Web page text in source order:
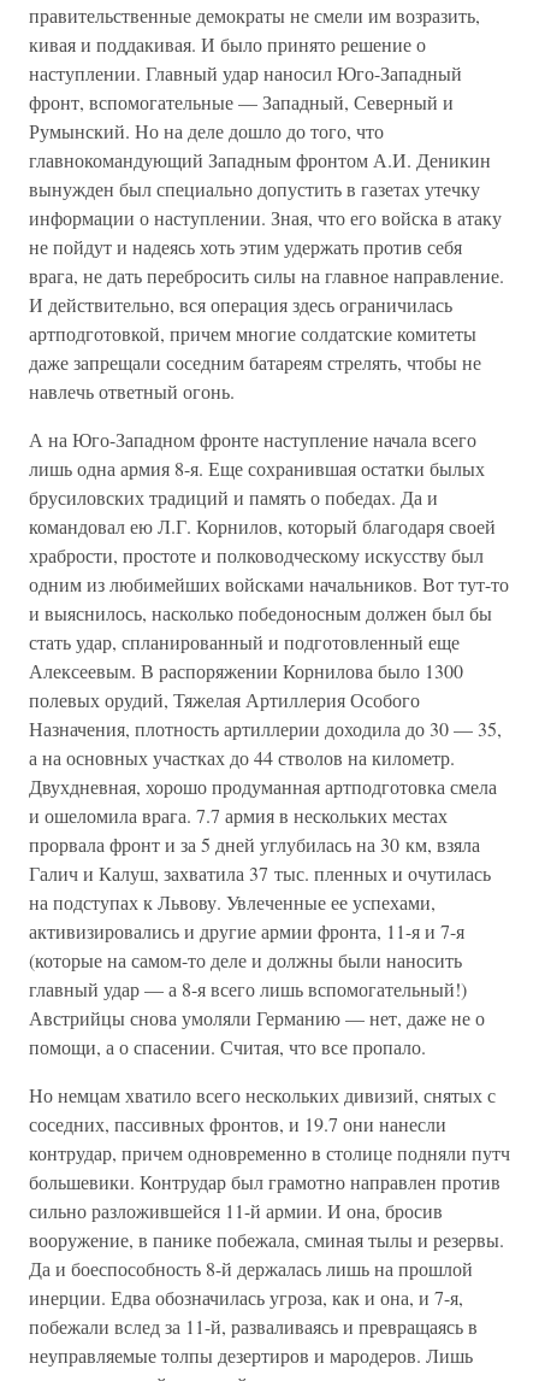
правительственные демократы не смели им возразить,
кивая и поддакивая. И было принято решение о
наступлении. Главный удар наносил Юго-Западный
фронт, вспомогательные — Западный, Северный и
Румынский. Но на деле дошло до того, что
главнокомандующий Западным фронтом А.И. Деникин
вынужден был специально допустить в газетах утечку
информации о наступлении. Зная, что его войска в атаку
не пойдут и надеясь хоть этим удержать против себя
врага, не дать перебросить силы на главное направление.
И действительно, вся операция здесь ограничилась
артподготовкой, причем многие солдатские комитеты
даже запрещали соседним батареям стрелять, чтобы не
навлечь ответный огонь.
А на Юго-Западном фронте наступление начала всего
лишь одна армия 8-я. Еще сохранившая остатки былых
брусиловских традиций и память о победах. Да и
командовал ею Л.Г. Корнилов, который благодаря своей
храбрости, простоте и полководческому искусству был
одним из любимейших войсками начальников. Вот тут-то
и выяснилось, насколько победоносным должен был бы
стать удар, спланированный и подготовленный еще
Алексеевым. В распоряжении Корнилова было 1300
полевых орудий, Тяжелая Артиллерия Особого
Назначения, плотность артиллерии доходила до 30 — 35,
а на основных участках до 44 стволов на километр.
Двухдневная, хорошо продуманная артподготовка смела
и ошеломила врага. 7.7 армия в нескольких местах
прорвала фронт и за 5 дней углубилась на 30 км, взяла
Галич и Калуш, захватила 37 тыс. пленных и очутилась
на подступах к Львову. Увлеченные ее успехами,
активизировались и другие армии фронта, 11-я и 7-я
(которые на самом-то деле и должны были наносить
главный удар — а 8-я всего лишь вспомогательный!)
Австрийцы снова умоляли Германию — нет, даже не о
помощи, а о спасении. Считая, что все пропало.
Но немцам хватило всего нескольких дивизий, снятых с
соседних, пассивных фронтов, и 19.7 они нанесли
контрудар, причем одновременно в столице подняли путч
большевики. Контрудар был грамотно направлен против
сильно разложившейся 11-й армии. И она, бросив
вооружение, в панике побежала, сминая тылы и резервы.
Да и боеспособность 8-й держалась лишь на прошлой
инерции. Едва обозначилась угроза, как и она, и 7-я,
побежали вслед за 11-й, разваливаясь и превращаясь в
неуправляемые толпы дезертиров и мародеров. Лишь